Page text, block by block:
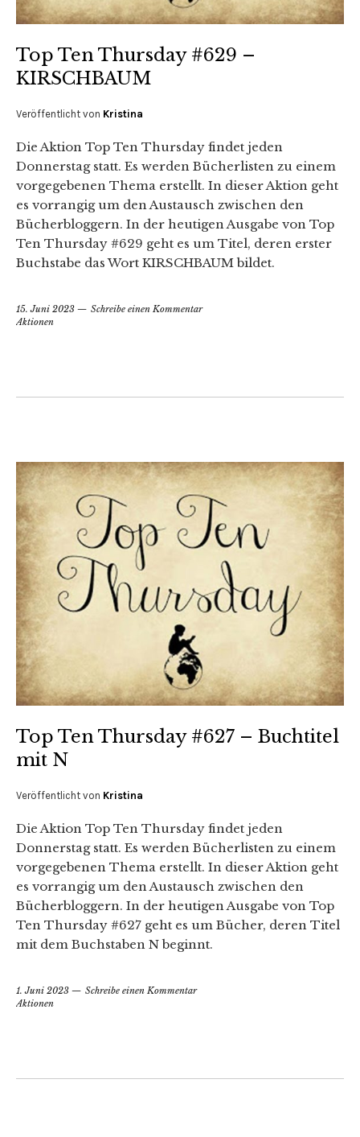
Top Ten Thursday #629 –
KIRSCHBAUM
Veröffentlicht von Kristina
Die Aktion Top Ten Thursday findet jeden
Donnerstag statt. Es werden Bücherlisten zu einem
vorgegebenen Thema erstellt. In dieser Aktion geht
es vorrangig um den Austausch zwischen den
Bücherbloggern. In der heutigen Ausgabe von Top
Ten Thursday #629 geht es um Titel, deren erster
Buchstabe das Wort KIRSCHBAUM bildet.
15. Juni 2023
Schreibe einen Kommentar
Aktionen
Top Ten Thursday #627 – Buchtitel
mit N
Veröffentlicht von Kristina
Die Aktion Top Ten Thursday findet jeden
Donnerstag statt. Es werden Bücherlisten zu einem
vorgegebenen Thema erstellt. In dieser Aktion geht
es vorrangig um den Austausch zwischen den
Bücherbloggern. In der heutigen Ausgabe von Top
Ten Thursday #627 geht es um Bücher, deren Titel
mit dem Buchstaben N beginnt.
1. Juni 2023
Schreibe einen Kommentar
Aktionen